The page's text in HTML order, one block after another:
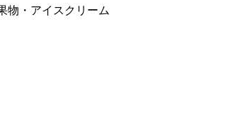
物・アイスクリーム